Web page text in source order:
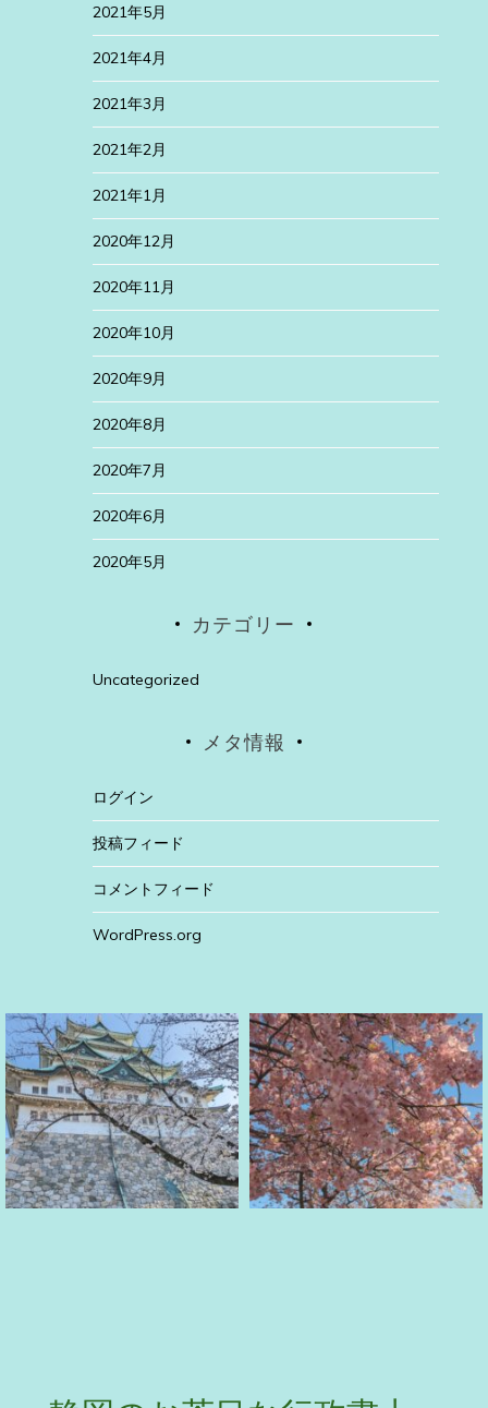
2021年5月
2021年4月
2021年3月
2021年2月
2021年1月
2020年12月
2020年11月
2020年10月
2020年9月
2020年8月
2020年7月
2020年6月
2020年5月
カテゴリー
Uncategorized
メタ情報
ログイン
投稿フィード
コメントフィード
WordPress.org